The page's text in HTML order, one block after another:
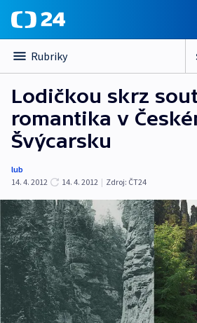
Rubriky
Lodičkou skrz
romantika v
Švýcarsku
lub
14. 4. 2012
14. 4. 2012 | Zdroj: ČT24